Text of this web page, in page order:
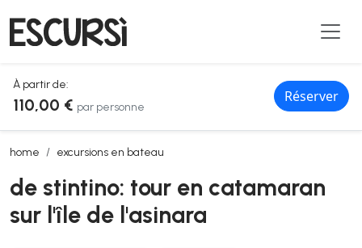
À partir de:
110,00 € par personne
Réserver
home excursions en bateau
de stintino: tour en catamaran sur l'île de l'asinara
de stintino: tour en catamaran
sur l'île de l'asinara